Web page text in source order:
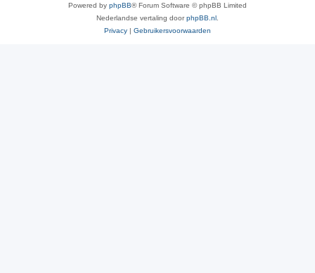
Powered by phpBB® Forum Software © phpBB Limited
Nederlandse vertaling doorphpBB.nl
Privacy | Gebruikersvoorwaarden